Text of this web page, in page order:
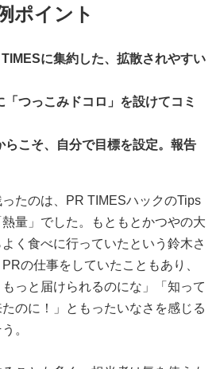
ポイント
に集約した、拡散されやすい
「つっこみドコロ」を設けてコミ
らこそ、自分で目標を設定。報告
たのは、PR TIMESハックのTips
量」でした。もともとかつやの大
く食べに行っていたという鈴木さ
の仕事をしていたこともあり、
っと届けられるのにな」「知って
のに！」ともったいなさを感じる
。